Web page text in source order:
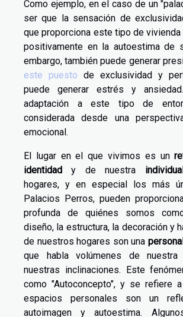
Como ejemplo, en el caso de un
ser que la sensación de
que proporciona este tipo de
positivamente en la autoestima de
embargo, también puede generar
este puesto de exclusividad y
puede generar estrés y
adaptación a este tipo de
considerada desde una
emocional.
El lugar en el que vivimos es un
identidad y de nuestra
hogares, y en especial los más
Palacios Perros, pueden
profunda de quiénes somos
diseño, la estructura, la decoración y
de nuestros hogares son una
que habla volúmenes de nuestra
nuestras inclinaciones. Este
como "Autoconcepto", y se refiere
espacios personales son un
autoimagen y autoestima.